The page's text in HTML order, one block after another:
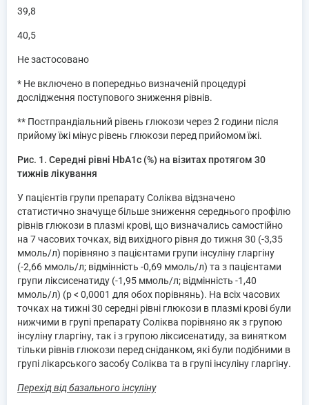
39,8
40,5
Не застосовано
* Не включено в попередньо визначеній процедурі
дослідження поступового зниження рівнів.
** Постпрандіальний рівень глюкози через 2 години після
прийому їжі мінус рівень глюкози перед прийомом їжі.
Рис. 1. Середні рівні HbA1c (%) на візитах протягом 30
тижнів лікування
У пацієнтів групи препарату Соліква відзначено
статистично значуще більше зниження середнього профілю
рівнів глюкози в плазмі крові, що визначались самостійно
на 7 часових точках, від вихідного рівня до тижня 30 (-3,35
ммоль/л) порівняно з пацієнтами групи інсуліну гларгіну
(-2,66 ммоль/л; відмінність -0,69 ммоль/л) та з пацієнтами
групи ліксисенатиду (-1,95 ммоль/л; відмінність -1,40
ммоль/л) (p < 0,0001 для обох порівнянь). На всіх часових
точках на тижні 30 середні рівні глюкози в плазмі крові були
нижчими в групі препарату Соліква порівняно як з групою
інсуліну гларгіну, так і з групою ліксисенатиду, за винятком
тільки рівнів глюкози перед сніданком, які були подібними в
групі лікарського засобу Соліква та в групі інсуліну гларгіну.
Перехід від базального інсуліну